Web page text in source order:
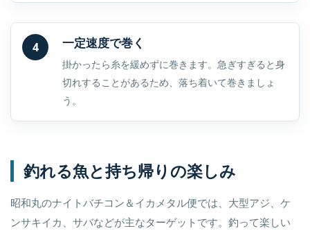
4 一定速度で巻く
掛かったら糸を緩めずに巻きます。急ぎすぎると身
切れすることがあるため、落ち着いて巻きましょ
う。
釣れる魚と持ち帰りの楽しみ
昭和丸のナイトバチコン＆イカメタル便では、大型アジ、ケ
ンサキイカ、サバなどが主なターゲットです。釣って楽しい